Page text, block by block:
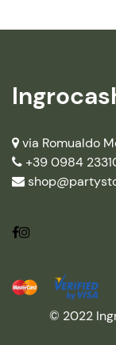
via Romualdo
+39 0984
© 2022